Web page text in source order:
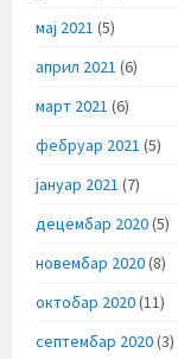
мај 2021 (5)
април 2021 (6)
март 2021 (6)
фебруар 2021 (5)
јануар 2021 (7)
децембар 2020(5)
новембар 2020(8)
октобар 2020(11)
септембар 2020(3)